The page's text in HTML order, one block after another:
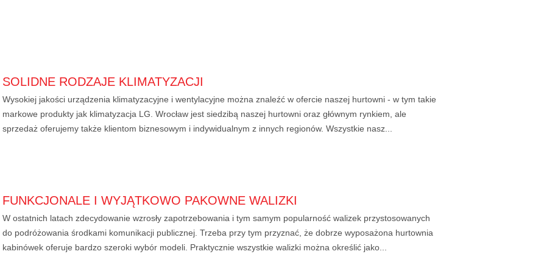
SOLIDNE RODZAJE KLIMATYZACJI
Wysokiej jakości urządzenia klimatyzacyjne i wentylacyjne można znaleźć w ofercie naszej hurtowni - w tym takie
markowe produkty jak klimatyzacja LG. Wrocław jest siedzibą naszej hurtowni oraz głównym rynkiem, ale
sprzedaż oferujemy także klientom biznesowym i indywidualnym z innych regionów. Wszystkie nasz...
FUNKCJONALE I WYJĄTKOWO PAKOWNE WALIZKI
W ostatnich latach zdecydowanie wzrosły zapotrzebowania i tym samym popularność walizek przystosowanych
do podróżowania środkami komunikacji publicznej. Trzeba przy tym przyznać, że dobrze wyposażona hurtownia
kabinówek oferuje bardzo szeroki wybór modeli. Praktycznie wszystkie walizki można określić jako...